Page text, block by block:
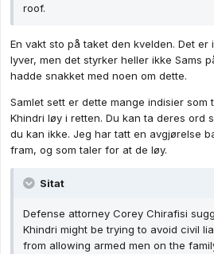
roof.
En vakt sto på taket den kvelden. Det er
lyver, men det styrker heller ikke Sams
hadde snakket med noen om dette.
Samlet sett er dette mange indisier som
Khindri løy i retten. Du kan ta deres ord
du kan ikke. Jeg har tatt en avgjørelse
fram, og som taler for at de løy.
Sitat
Defense attorney Corey Chirafisi
Khindri might be trying to avoid civil
from allowing armed men on the